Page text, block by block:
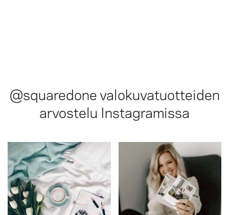
@squaredonevalokuvatuotteiden
arvostelu Instagramissa